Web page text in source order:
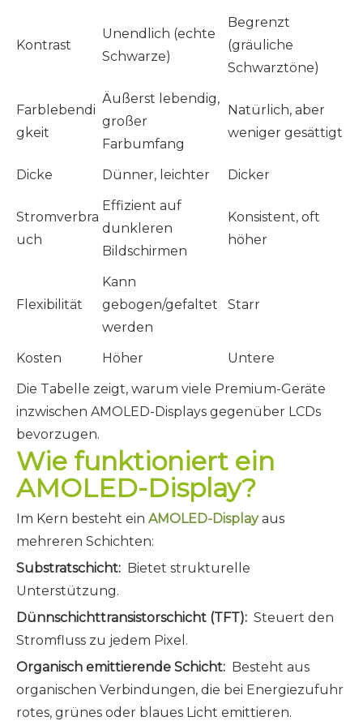
Kontrast
Unendlich (echte
Schwarze)
Begrenzt
(gräuliche
Schwarztöne)
Farblebendi
gkeit
Äußerst lebendig,
großer
Farbumfang
Natürlich, aber
weniger gesättigt
Dicke Dünner, leichter Dicker
Stromverbra
uch
Effizient auf
dunkleren
Bildschirmen
Konsistent, oft
höher
Flexibilität
Kann
gebogen/gefaltet
werden
Starr
Kosten Höher
Untere
Die Tabelle zeigt, warum viele Premium-Geräte
inzwischen AMOLED-Displays gegenüber LCDs
bevorzugen.
Wie funktioniert ein
AMOLED-Display?
Im Kern besteht ein AMOLED-Displayaus
mehreren Schichten:
Substratschicht: Bietet strukturelle
Unterstützung.
Dünnschichttransistorschicht (TFT): Steuert den
Stromfluss zu jedem Pixel.
Organisch emittierende Schicht: Besteht aus
organischen Verbindungen, die bei Energiezufuhr
rotes, grünes oder blaues Licht emittieren.